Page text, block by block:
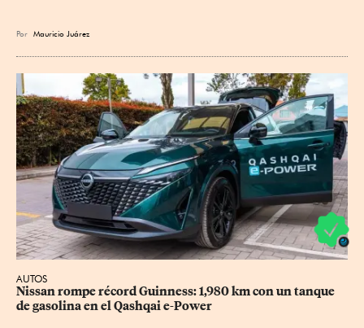
Por Mauricio Juárez
AUTOS
Nissan rompe récord Guinness: 1,980 km con un tanque
de gasolina en el Qashqai e-Power